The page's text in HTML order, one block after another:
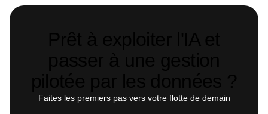
Faites les premiers pas vers votre flotte de demain